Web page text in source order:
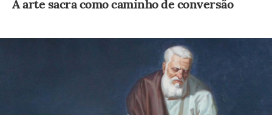
A arte sacra como caminho de conversão